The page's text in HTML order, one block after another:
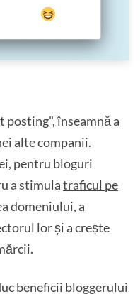
posting", înseamnă a
alte companii.
pentru bloguri
a stimulatraficul pe
domeniului, a
lor și a crește
beneficii bloggerului